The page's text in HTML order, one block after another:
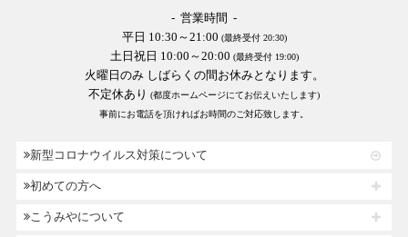
- 営業時間 -
平日 10:30～21:00 (最終受付 20:30)
土日祝日 10:00～20:00 (最終受付 19:00)
火曜日のみ しばらくの間お休みとなります。
不定休あり (都度ホームページにてお伝えいたします)
事前にお電話を頂ければお時間のご対応致します。
新型コロナウイルス対策について
初めての方へ
こうみやについて